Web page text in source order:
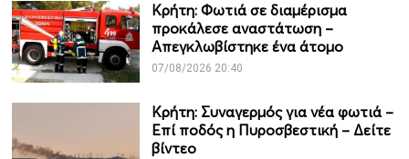
Κρήτη: Φωτιά σε διαμέρισμα
προκάλεσε αναστάτωση –
Απεγκλωβίστηκε ένα άτομο
07/08/2026 20:40
Κρήτη: Συναγερμός για νέα φωτιά –
Επί ποδός η Πυροσβεστική – Δείτε
βίντεο